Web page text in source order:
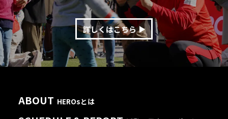
詳しくはこちら
ABOUT HEROsとは